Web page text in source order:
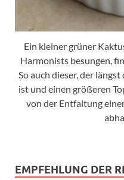
Ein kleiner grüner
Harmonists besungen,
So auch dieser, der
ist und einen größeren
von der Entfaltung
EMPFEHLUNG DER